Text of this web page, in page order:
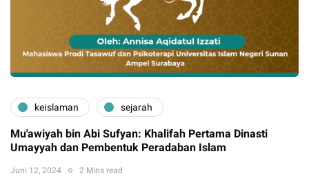
keislaman sejarah
Mu'awiyah bin Abi Sufyan: Khalifah Pertama Dinasti
Umayyah dan Pembentuk Peradaban Islam
Juni 12, 2024 2 Mins read